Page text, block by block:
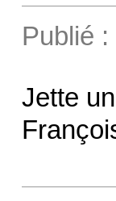
Publié :
Jette